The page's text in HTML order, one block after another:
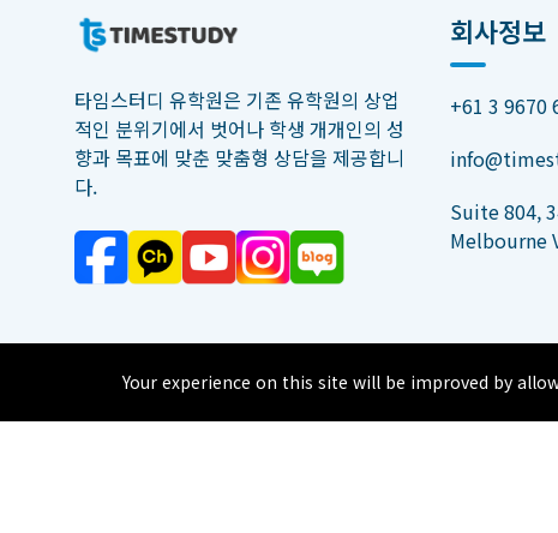
타임스터디 유학원은 기존 유학원의 상업
적인 분위기에서 벗어나 학생 개개인의 성
향과 목표에 맞춘 맞춤형 상담을 제공합니
다.
회사정보
+61 3 9670
Suite 804,
Melbourne
Your experience on this site will be improved by